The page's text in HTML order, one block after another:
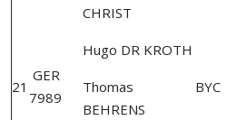
CHRIST
21
GER
7989
Hugo DR KROTH
BYC
Thomas
BEHRENS